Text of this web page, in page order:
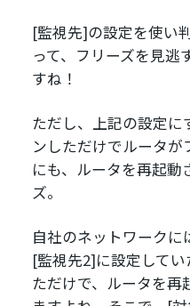
[監視先]の設定を使い
って、フリーズを見逃
すね！
ただし、上記の設定に
ンしただけでルータが
にも、ルータを再起動
ズ。
自社のネットワークに
[監視先2]に設定して
ただけで、ルータを再